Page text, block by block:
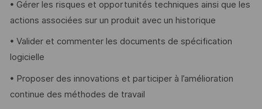
• Gérer les risques et opportunités techniques ainsi que les
actions associées sur un produit avec un historique
• Valider et commenter les documents de spécification
logicielle
• Proposer des innovations et participer à l’amélioration
continue des méthodes de travail